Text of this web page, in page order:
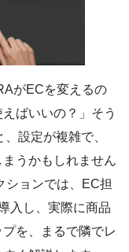
がECを変えるの
ばいいの？」そう
設定が複雑で、
うかもしれません
ションでは、EC担
入し、実際に商品
を、まるで隣でレ